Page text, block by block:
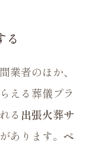
る
業者のほか、
える葬儀プラ
る 出張火葬サ
あります。 ペ